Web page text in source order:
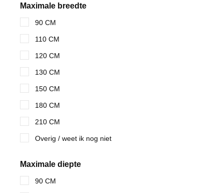
Maximale breedte
90 CM
110 CM
120 CM
130 CM
150 CM
180 CM
210 CM
Overig / weet ik nog niet
Maximale diepte
90 CM